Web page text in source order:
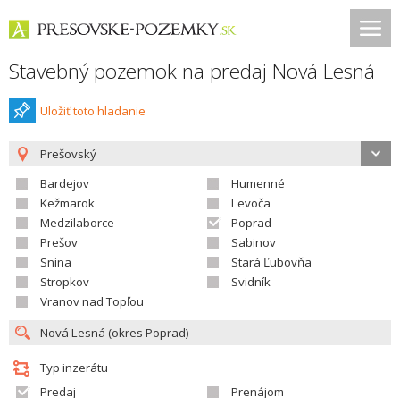
Stavebný pozemok na predaj Nová Lesná
Uložiť toto hladanie
Prešovský
Bardejov
Humenné
Kežmarok
Levoča
Medzilaborce
Poprad
Prešov
Sabinov
Snina
Stará Ľubovňa
Stropkov
Svidník
Vranov nad Topľou
Typ inzerátu
Predaj
Prenájom